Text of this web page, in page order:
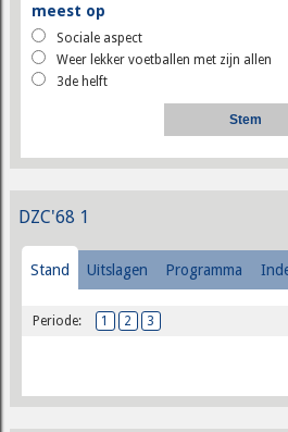
meest op
Sociale aspect
Weer lekker voetballen met zijn allen
3de helft
DZC'68 1
Stand Uitslagen Programma
Periode: 1 2 3